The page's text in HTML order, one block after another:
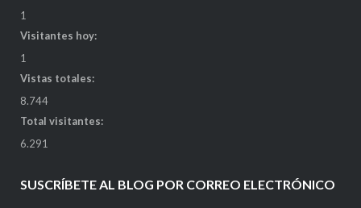
1
Visitantes hoy:
1
Vistas totales:
8.744
Total visitantes:
6.291
SUSCRÍBETE AL BLOG POR CORREO ELECTRÓNICO